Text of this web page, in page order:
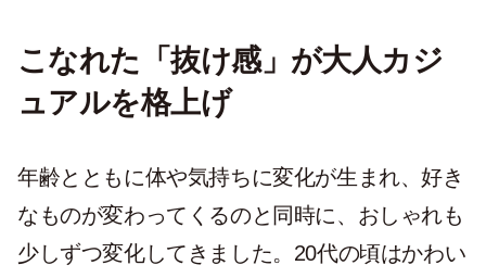
こなれた「抜け感」が大人カジ
ュアルを格上げ
年齢とともに体や気持ちに変化が生まれ、好き
なものが変わってくるのと同時に、おしゃれも
少しずつ変化してきました。20代の頃はかわい